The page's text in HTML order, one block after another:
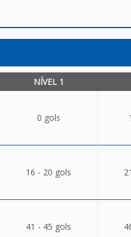
NÍVEL 1
0 gols
16 - 20 gols
41 - 45 gols